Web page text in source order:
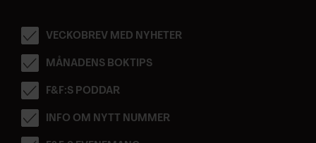
VECKOBREV MED NYHETER
MÅNADENS BOKTIPS
F&F:S PODDAR
INFO OM NYTT NUMMER